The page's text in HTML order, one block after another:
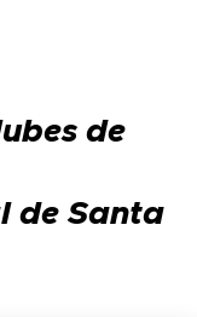
de
de Santa